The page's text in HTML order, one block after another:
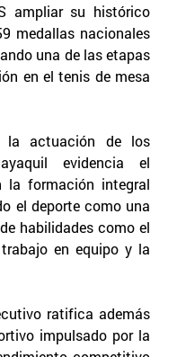
ampliar su histórico
medallas nacionales
una de las etapas
en el tenis de mesa
la actuación de los
evidencia el
la formación integral
el deporte como una
habilidades como el
en equipo y la
ratifica además
impulsado por la